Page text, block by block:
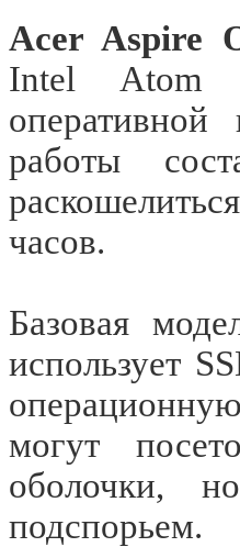
Acer Aspire
Intel Atom
работы
часов.
Базовая
использует
могут
оболочки,
подспорьем.